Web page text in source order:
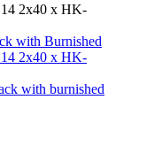
with burnished